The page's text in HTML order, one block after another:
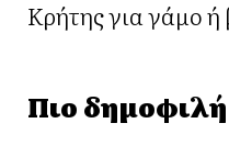
Κρήτης για γάμο
Πιο δημοφιλή